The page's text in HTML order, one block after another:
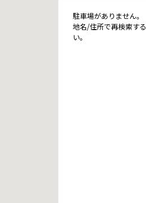
駐車場がありません。
地名/住所で再検索す
い。